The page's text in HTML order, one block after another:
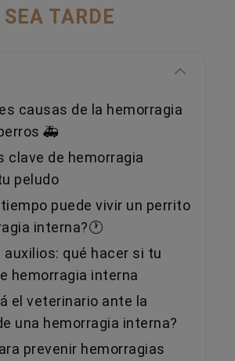
SEA TARDE
causas de la hemorragia
🚑
clave de hemorragia
peludo
puede vivir un perrito
interna?🕐
auxilios: qué hacer si tu
hemorragia interna
el veterinario ante la
una hemorragia interna?
prevenir hemorragias